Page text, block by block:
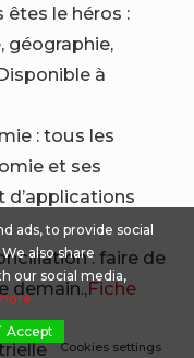
le héros :
géographie,
à
: tous les
et ses
d’applications
: faire de
demain.,Fiche
; comment le
ads, to provide social
also share
our social media,
Accept
Cookies settings